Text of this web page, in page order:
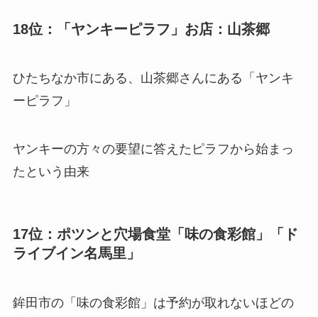
18位：「ヤンキーピラフ」お店：山茶郷
ひたちなか市にある、山茶郷さんにある「ヤンキ
ーピラフ」
ヤンキーの方々の要望に答えたピラフから始まっ
たという由来
17位：ポツンと穴場食堂「味の食彩館」「ド
ライブイン名馬里」
鉾田市の「味の食彩館」は予約が取れないほどの